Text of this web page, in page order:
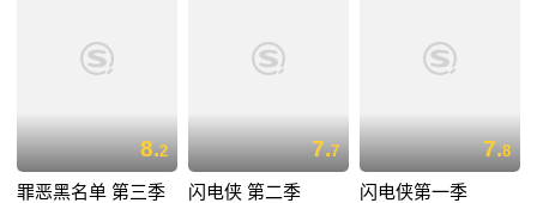
8.2
罪恶黑名单 第三季
7.7
闪电侠 第二季
7.8
闪电侠第一季